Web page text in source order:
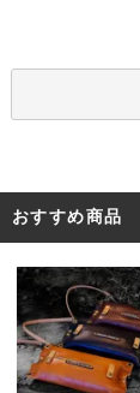
おすすめ商品